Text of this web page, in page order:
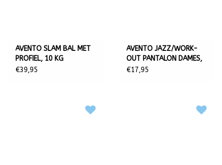
AVENTO SLAM BAL MET
PROFIEL, 10 KG
€39,95
AVENTO JAZZ/WORK-
OUT PANTALON DAMES,
ZWART
€17,95